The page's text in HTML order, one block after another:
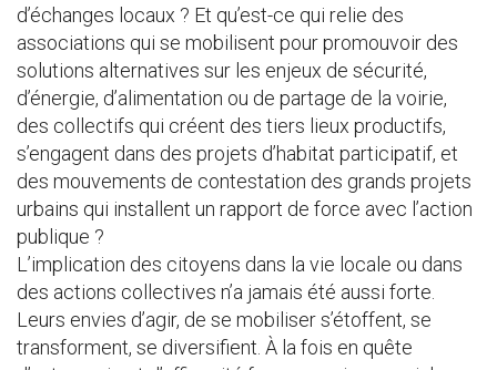
d’échanges locaux ? Et qu’est-ce qui relie des
associations qui se mobilisent pour promouvoir des
solutions alternatives sur les enjeux de sécurité,
d’énergie, d’alimentation ou de partage de la voirie,
des collectifs qui créent des tiers lieux productifs,
s’engagent dans des projets d’habitat participatif, et
des mouvements de contestation des grands projets
urbains qui installent un rapport de force avec l’action
publique ?
L’implication des citoyens dans la vie locale ou dans
des actions collectives n’a jamais été aussi forte.
Leurs envies d’agir, de se mobiliser s’étoffent, se
transforment, se diversifient. À la fois en quête